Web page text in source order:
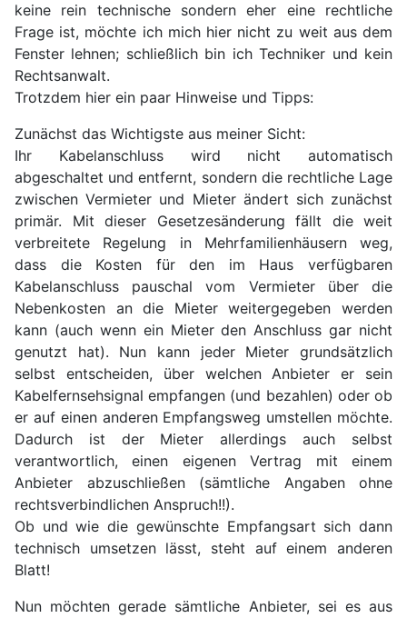
keine rein technische sondern eher eine rechtliche
Frage ist, möchte ich mich hier nicht zu weit aus dem
Fenster lehnen; schließlich bin ich Techniker und kein
Rechtsanwalt.
Trotzdem hier ein paar Hinweise und Tipps:
Zunächst das Wichtigste aus meiner Sicht:
Ihr Kabelanschluss wird nicht automatisch
abgeschaltet und entfernt, sondern die rechtliche Lage
zwischen Vermieter und Mieter ändert sich zunächst
primär. Mit dieser Gesetzesänderung fällt die weit
verbreitete Regelung in Mehrfamilienhäusern weg,
dass die Kosten für den im Haus verfügbaren
Kabelanschluss pauschal vom Vermieter über die
Nebenkosten an die Mieter weitergegeben werden
kann (auch wenn ein Mieter den Anschluss gar nicht
genutzt hat). Nun kann jeder Mieter grundsätzlich
selbst entscheiden, über welchen Anbieter er sein
Kabelfernsehsignal empfangen (und bezahlen) oder ob
er auf einen anderen Empfangsweg umstellen möchte.
Dadurch ist der Mieter allerdings auch selbst
verantwortlich, einen eigenen Vertrag mit einem
Anbieter abzuschließen (sämtliche Angaben ohne
rechtsverbindlichen Anspruch!!).
Ob und wie die gewünschte Empfangsart sich dann
technisch umsetzen lässt, steht auf einem anderen
Blatt!
Nun möchten gerade sämtliche Anbieter, sei es aus